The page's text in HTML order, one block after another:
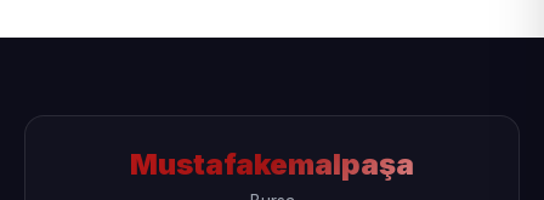
Mustafakemalpaşa